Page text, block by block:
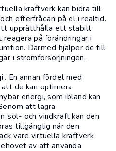
kraftverk kan bidra till
efterfrågan på el i realtid.
upprätthålla ett stabilt
på förändringar i
Därmed hjälper de till
i strömförsörjningen.
En annan fördel med
de kan optimera
energi, som ibland kan
att lagra
sol- och vindkraft kan den
tillgänglig när den
vare virtuella kraftverk.
av att använda